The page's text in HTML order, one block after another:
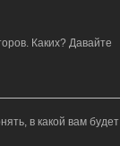
Каких? Давайте
в какой вам будет